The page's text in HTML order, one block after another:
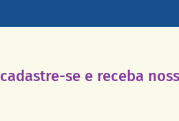
cadastre-se e receba